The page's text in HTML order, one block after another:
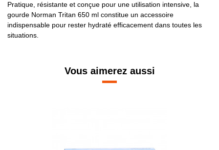
Pratique, résistante et conçue pour une utilisation intensive, la
gourde Norman Tritan 650 ml constitue un accessoire
indispensable pour rester hydraté efficacement dans toutes les
situations.
Vous aimerez aussi